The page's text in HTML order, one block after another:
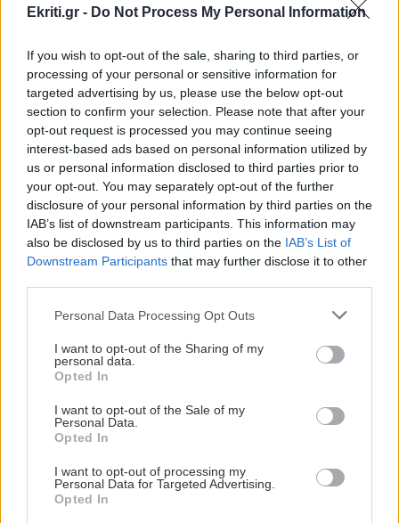
Ekriti.gr - Do Not Process My Personal Information
If you wish to opt-out of the sale, sharing to third parties, or
processing of your personal or sensitive information for
targeted advertising by us, please use the below opt-out
section to confirm your selection. Please note that after your
opt-out request is processed you may continue seeing
interest-based ads based on personal information utilized by
us or personal information disclosed to third parties prior to
your opt-out. You may separately opt-out of the further
disclosure of your personal information by third parties on the
IAB’s list of downstream participants. This information may
also be disclosed by us to third parties on the IAB’s List of
Downstream Participants that may further disclose it to other
Personal Data Processing Opt Outs
I want to opt-out of the Sharing of my
personal data.
Opted In
I want to opt-out of the Sale of my
Personal Data.
Opted In
I want to opt-out of processing my
Personal Data for Targeted Advertising.
Opted In
Εξαρθρώθηκε τεράστιο δίκτυο διακίνησης
μεταναστών και ναρκωτικών στη Μεσόγειο –
Πάνω από 24 εκατ. ευρώ κέρδη
21:53
ΥΓΕΙΑ
Αυτά τα φρούτα επιλέγουν 4 ενδοκρινολόγοι
για καλύτερο έλεγχο του σακχάρου
21:42
ΥΓΕΙΑ
Πλύσιμο των ποδιών με αλάτι και ελαιόλαδο:
21:35
ΚΟΣΜΟΣ
Το ταξίδι με το τρένο που θα σας μείνει
Ιταλία: Τα ελαιοτριβεία ενώνονται να
αντιμετωπίσουν την κρίση
ΠΕΡΙΣΣΟΤΕΡΑ
ΣΧΕΣΕΙΣ ΚΑΙ SEX
Πώς θα καταλάβεις ότι ένας
άνθρωπος δεν μπήκε τυχαία στη ζωή
σου
φέρουν ξανά τη σπίθα στη σχέση σου
GOSSIP - LIFESTYLE